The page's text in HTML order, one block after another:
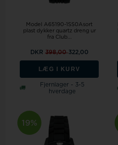
Model A65190-1SS0Asort
plast dykker quartz dreng ur
fra Club...
DKR 398,00322,00
LÆG I KURV
Fjernlager - 3-5
hverdage
19%